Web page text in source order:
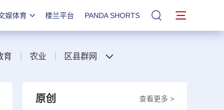
娱体育 楼兰平台 PANDA SHORTS 站内搜索
育 农业 区县群网
查看更多 >
原创